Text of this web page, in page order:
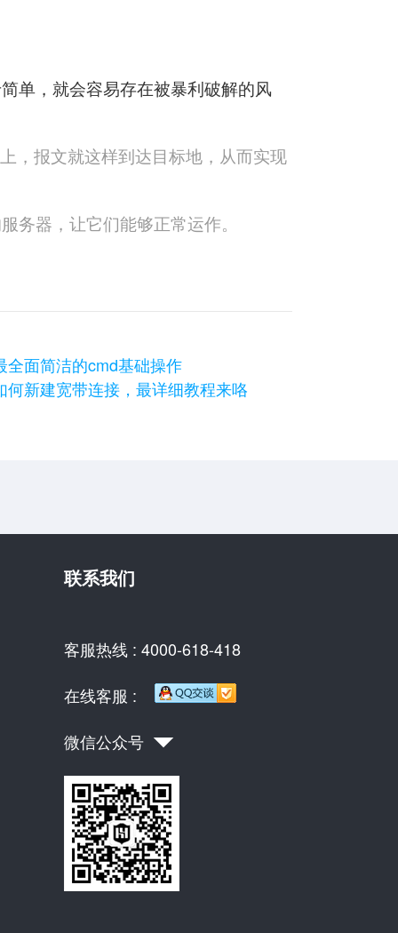
单，就会容易存在被暴利破解的风
，报文就这样到达目标地，从而实现
务器，让它们能够正常运作。
全面简洁的cmd基础操作
何新建宽带连接，最详细教程来咯
联系我们
客服热线 : 4000-618-418
在线客服 :
微信公众号